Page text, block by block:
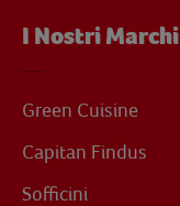
I Nostri Marchi
Green Cuisine
Capitan Findus
Sofficini